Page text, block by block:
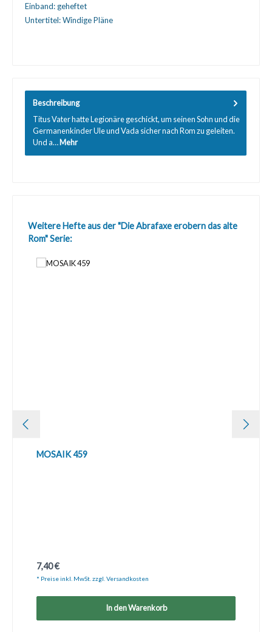
Einband: geheftet
Untertitel:Windige Pläne
Beschreibung
Titus Vater hatte Legionäre geschickt, um seinen Sohn und die
Germanenkinder Ule und Vada sicher nach Rom zu geleiten.
Und a…Mehr
Produktgalerie überspringen
Weitere Hefte aus der "Die Abrafaxe erobern das alte
Rom" Serie:
MOSAIK 459
Regulärer Preis:
7,40 €
* Preise inkl. MwSt. zzgl. Versandkosten
In den Warenkorb